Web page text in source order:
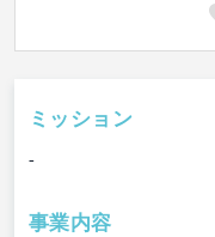
ミッション
-
事業内容